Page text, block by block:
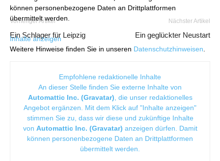
können personenbezogene Daten an Drittplattformen
übermittelt werden.
Inhalte anzeigen
Weitere Hinweise finden Sie in unseren Datenschutzhinweisen
Vorheriger Artikel
Ein Schlager für Leipzig
Nächster Artikel
Ein geglückter Neustart
Empfohlene redaktionelle Inhalte
An dieser Stelle finden Sie externe Inhalte von
Automattic Inc. (Gravatar) , die unser redaktionelles
Angebot ergänzen. Mit dem Klick auf "Inhalte anzeigen"
stimmen Sie zu, dass wir diese und zukünftige Inhalte
von Automattic Inc. (Gravatar) anzeigen dürfen. Damit
können personenbezogene Daten an Drittplattformen
übermittelt werden.